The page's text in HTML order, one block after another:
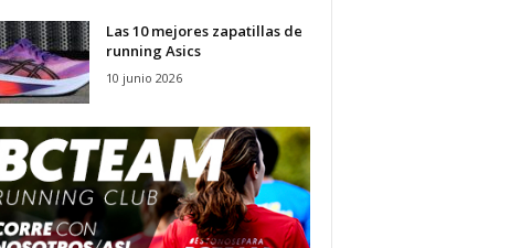
Las 10 mejores zapatillas de
running Asics
10 junio 2026